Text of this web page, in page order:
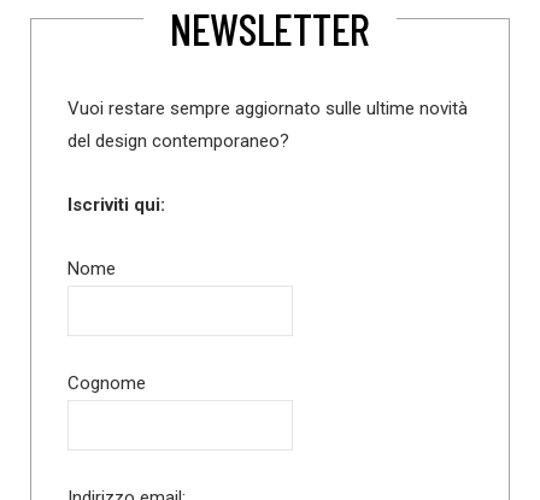
NEWSLETTER
Vuoi restare sempre aggiornato sulle ultime novità
del design contemporaneo?
Iscriviti qui:
Nome
Cognome